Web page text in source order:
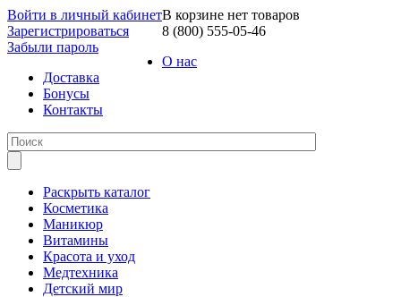
Войти в личный кабинет
Зарегистрироваться
Забыли пароль
В корзине нет товаров
8 (800) 555-05-46
О нас
Доставка
Бонусы
Контакты
Раскрыть каталог
Косметика
Маникюр
Витамины
Красота и уход
Медтехника
Детский мир